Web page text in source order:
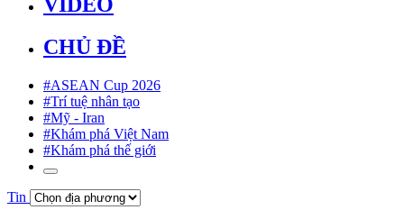
CHỦ ĐỀ
#ASEAN Cup 2026
#Trí tuệ nhân tạo
#Mỹ - Iran
#Khám phá Việt Nam
#Khám phá thế giới
Tin